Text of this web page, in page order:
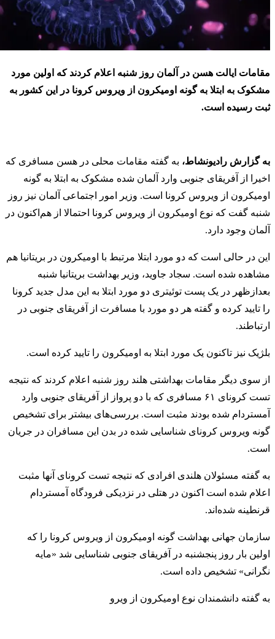
مقامات ایالت هسن در آلمان روز شنبه اعلام کردند که اولین مورد
مشکوک به ابتلا به گونه اومیکرون از ویروس کرونا در این کشور به
ثبت رسیده است.
به گزارش رادیونشاط، به گفته مقامات محلی در هسن مسافری که
اخیرا از آفریقای جنوبی وارد آلمان شده مشکوک به ابتلا به گونه
اومیکرون از ویروس کرونا است. وزیر امور اجتماعی آلمان نیز روز
شنبه گفت که نوع اومیکرون از ویروس کرونا احتمالا از هم‌اکنون در
آلمان وجود دارد.
این در حالی است که دو مورد ابتلا مرتبط با اومیکرون در بریتانیا هم
مشاهده شده است. سجاد جاوید، وزیر بهداشت بریتانیا شنبه
بعدازظهر در یک پست توئیتری دو مورد ابتلا به این مدل جدید کرونا
را تایید کرده و گفته هر دو مورد با مسافرت از آفریقای جنوبی در
ارتباطند.
بلژیک نیز تاکنون یک مورد ابتلا به اومیکرون را تایید کرده است.
از سوی دیگر مقامات بهداشتی هلند روز شنبه اعلام کردند که نتیجه
تست کرونای ۶۱ مسافری که با دو پرواز از آفریقای جنوبی وارد
آمستردام شده بودند مثبت است. بررسی‌های بیشتر برای تشخیص
گونه ویروس کرونای شناسایی شده در بدن این مسافران در جریان
است.
به گفته مسئولان هلندی افرادی که نتیجه تست کرونای آنها مثبت
اعلام شده است اکنون در هتلی در نزدیکی فرودگاه آمستردام
قرنطینه شده‌اند.
سازمان جهانی بهداشت گونه اومیکرون از ویروس کرونا را که
اولین بار روز پنجشنبه در آفریقای جنوبی شناسایی شد «مایه
نگرانی» تشخیص داده است.
به گفته دانشمندان نوع اومیکرون از ویرو